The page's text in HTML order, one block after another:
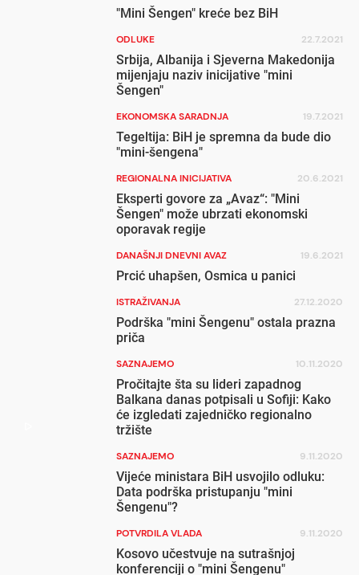
"Mini Šengen" kreće bez BiH
ODLUKE 22.7.2021
Srbija, Albanija i Sjeverna Makedonija
mijenjaju naziv inicijative "mini
Šengen"
EKONOMSKA SARADNJA 19.7.2021
Tegeltija: BiH je spremna da bude dio
"mini-šengena"
REGIONALNA INICIJATIVA 20.6.2021
Eksperti govore za „Avaz“: "Mini
Šengen" može ubrzati ekonomski
oporavak regije
DANAŠNJI DNEVNI AVAZ 19.6.2021
Prcić uhapšen, Osmica u panici
ISTRAŽIVANJA 27.12.2020
Podrška "mini Šengenu" ostala prazna
priča
SAZNAJEMO 10.11.2020
Pročitajte šta su lideri zapadnog
Balkana danas potpisali u Sofiji: Kako
će izgledati zajedničko regionalno
tržište
SAZNAJEMO 9.11.2020
Vijeće ministara BiH usvojilo odluku:
Data podrška pristupanju "mini
Šengenu"?
POTVRDILA VLADA 9.11.2020
Kosovo učestvuje na sutrašnjoj
konferenciji o "mini Šengenu"